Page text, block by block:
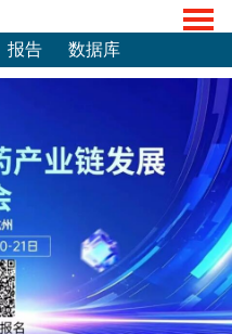
报告 数据库